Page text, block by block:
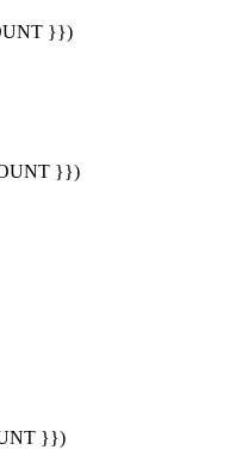
}})
}})
}})